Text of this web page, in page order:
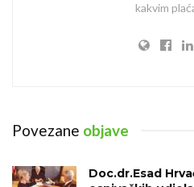
kakvim
Povezane objave
Doc.dr.Esad